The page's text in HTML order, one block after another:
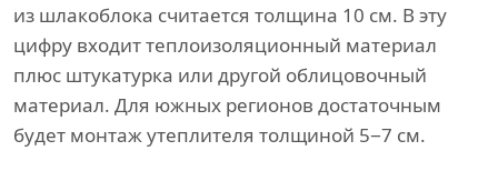
из шлакоблока считается толщина 10 см. В эту
цифру входит теплоизоляционный материал
плюс штукатурка или другой облицовочный
материал. Для южных регионов достаточным
будет монтаж утеплителя толщиной 5−7 см.